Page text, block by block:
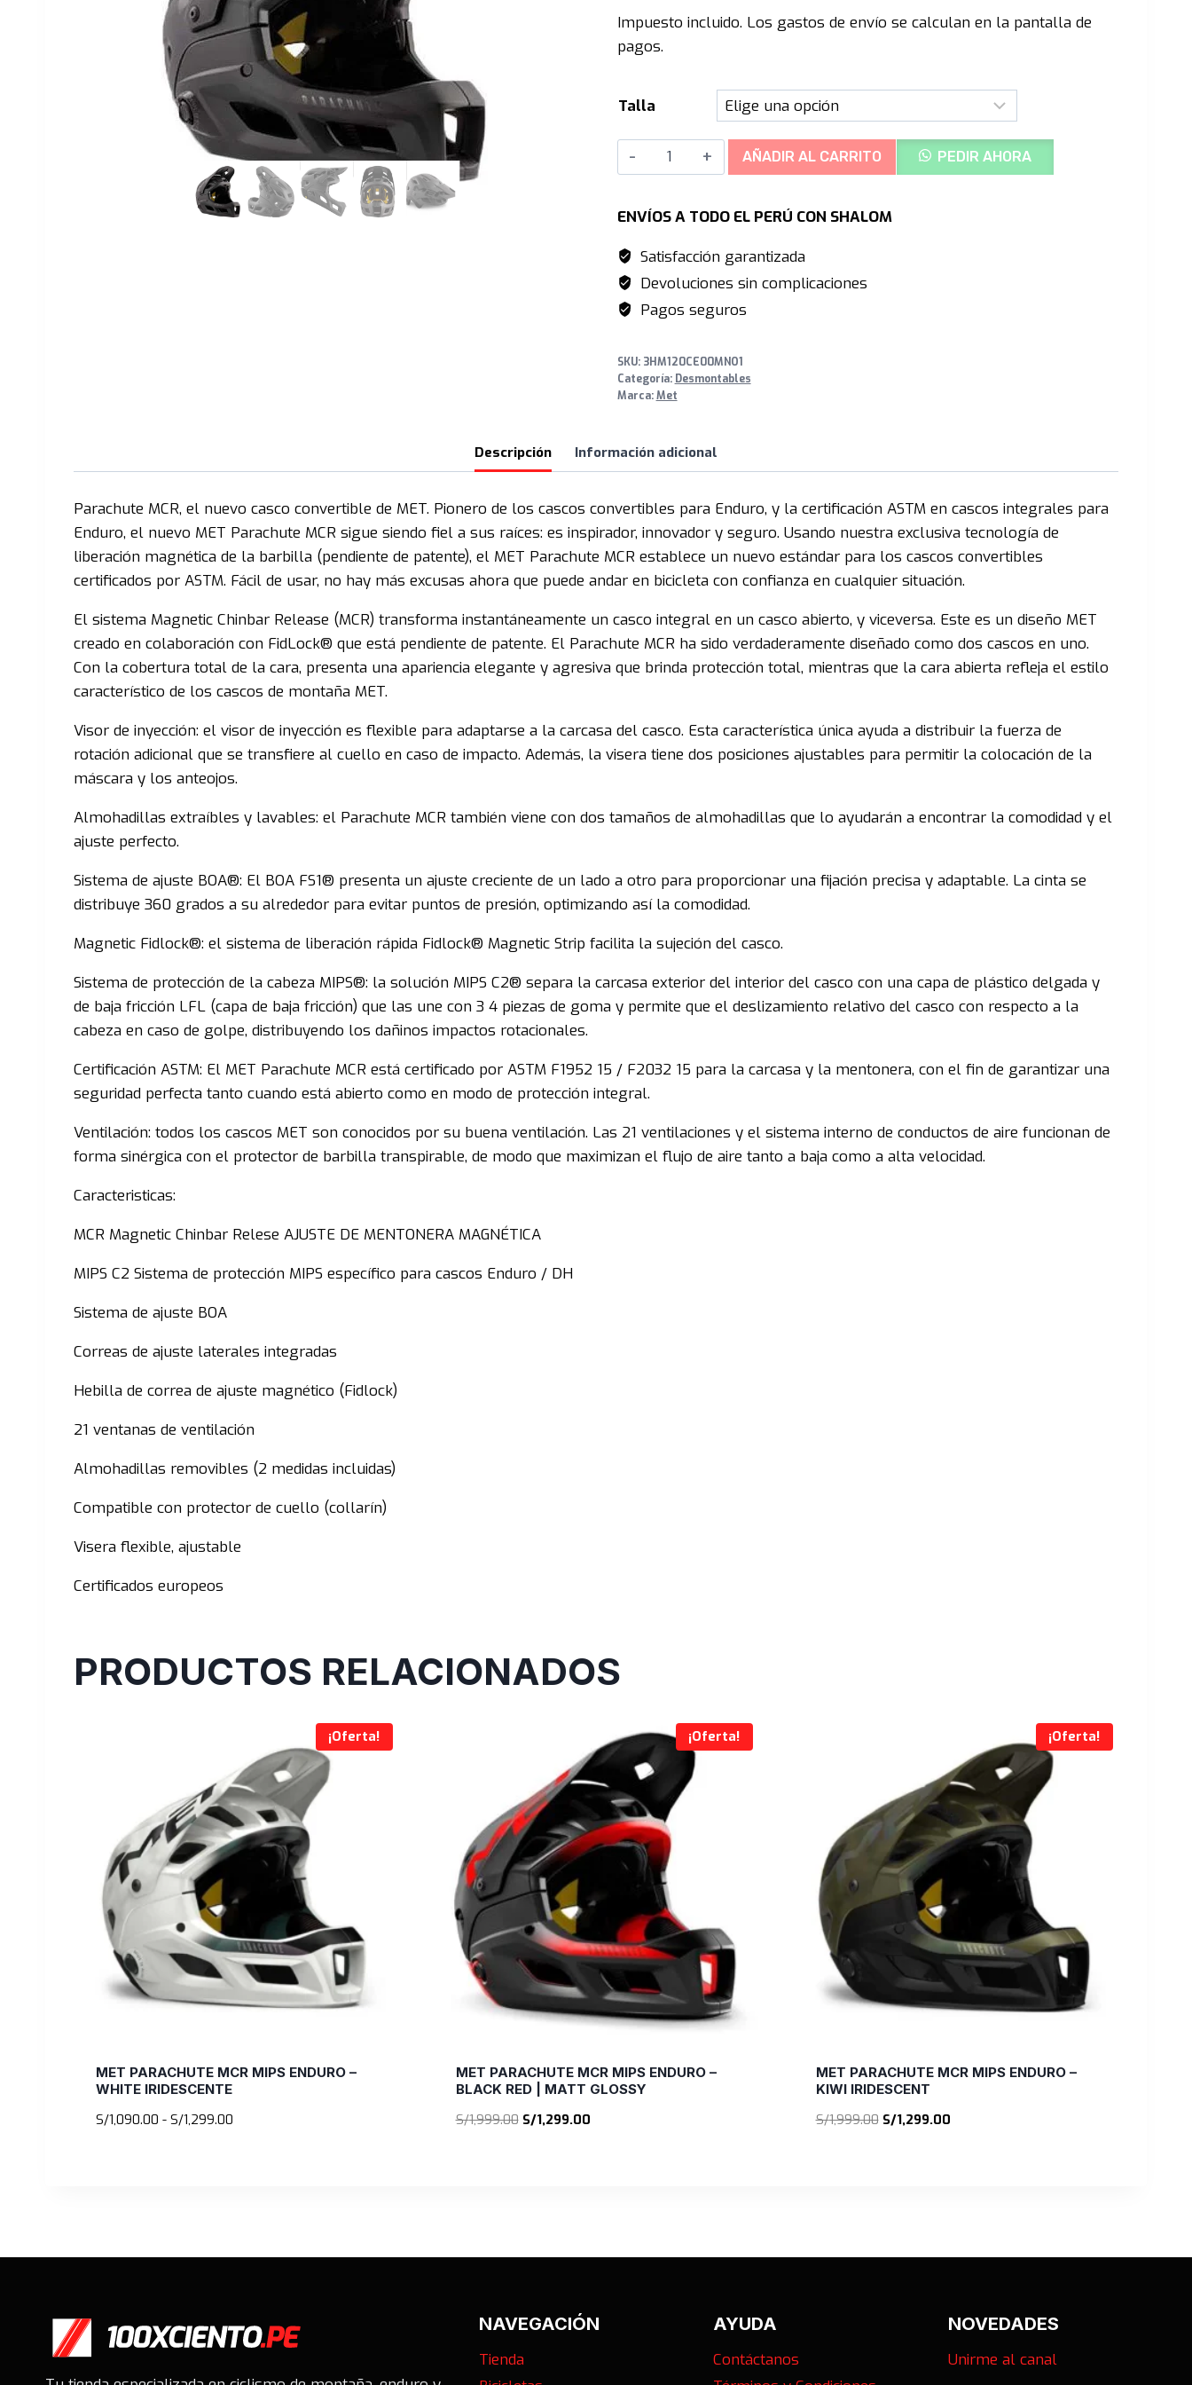
original
S/1,999.00.
actual
S/1,299.00.
Impuesto incluido. Los gastos de envío se calculan en la pantalla de
pagos.
Talla
MET
Parachute
MIPS
Enduro
Black
cantidad
AÑADIR AL CARRITO PEDIR AHORA
ENVÍOS A TODO EL PERÚ CON SHALOM
Satisfacción garantizada
Devoluciones sin complicaciones
Pagos seguros
SKU: 3HM120CE00MNO1
Categoría: Desmontables
Marca:Met
Descripción Información adicional
Parachute MCR, el nuevo casco convertible de MET. Pionero de los cascos convertibles para Enduro, y la certificación ASTM en cascos integrales para
Enduro, el nuevo MET Parachute MCR sigue siendo fiel a sus raíces: es inspirador, innovador y seguro. Usando nuestra exclusiva tecnología de
liberación magnética de la barbilla (pendiente de patente), el MET Parachute MCR establece un nuevo estándar para los cascos convertibles
certificados por ASTM. Fácil de usar, no hay más excusas ahora que puede andar en bicicleta con confianza en cualquier situación.
El sistema Magnetic Chinbar Release (MCR) transforma instantáneamente un casco integral en un casco abierto, y viceversa. Este es un diseño MET
creado en colaboración con FidLock® que está pendiente de patente. El Parachute MCR ha sido verdaderamente diseñado como dos cascos en uno.
Con la cobertura total de la cara, presenta una apariencia elegante y agresiva que brinda protección total, mientras que la cara abierta refleja el estilo
característico de los cascos de montaña MET.
Visor de inyección: el visor de inyección es flexible para adaptarse a la carcasa del casco. Esta característica única ayuda a distribuir la fuerza de
rotación adicional que se transfiere al cuello en caso de impacto. Además, la visera tiene dos posiciones ajustables para permitir la colocación de la
máscara y los anteojos.
Almohadillas extraíbles y lavables: el Parachute MCR también viene con dos tamaños de almohadillas que lo ayudarán a encontrar la comodidad y el
ajuste perfecto.
Sistema de ajuste BOA®: El BOA FS1® presenta un ajuste creciente de un lado a otro para proporcionar una fijación precisa y adaptable. La cinta se
distribuye 360 grados a su alrededor para evitar puntos de presión, optimizando así la comodidad.
Magnetic Fidlock®: el sistema de liberación rápida Fidlock® Magnetic Strip facilita la sujeción del casco.
Sistema de protección de la cabeza MIPS®: la solución MIPS C2® separa la carcasa exterior del interior del casco con una capa de plástico delgada y
de baja fricción LFL (capa de baja fricción) que las une con 3 4 piezas de goma y permite que el deslizamiento relativo del casco con respecto a la
cabeza en caso de golpe, distribuyendo los dañinos impactos rotacionales.
Certificación ASTM: El MET Parachute MCR está certificado por ASTM F1952 15 / F2032 15 para la carcasa y la mentonera, con el fin de garantizar una
seguridad perfecta tanto cuando está abierto como en modo de protección integral.
Ventilación: todos los cascos MET son conocidos por su buena ventilación. Las 21 ventilaciones y el sistema interno de conductos de aire funcionan de
forma sinérgica con el protector de barbilla transpirable, de modo que maximizan el flujo de aire tanto a baja como a alta velocidad.
Caracteristicas:
MCR Magnetic Chinbar Relese AJUSTE DE MENTONERA MAGNÉTICA
MIPS C2 Sistema de protección MIPS específico para cascos Enduro / DH
Sistema de ajuste BOA
Correas de ajuste laterales integradas
Hebilla de correa de ajuste magnético (Fidlock)
21 ventanas de ventilación
Almohadillas removibles (2 medidas incluidas)
Compatible con protector de cuello (collarín)
Visera flexible, ajustable
Certificados europeos
PRODUCTOS RELACIONADOS
¡Oferta!
MET PARACHUTE MCR MIPS ENDURO –
WHITE IRIDESCENTE
S/1,090.00 - S/1,299.00Rango
¡Oferta!
MET PARACHUTE MCR MIPS ENDURO –
BLACK RED | MATT GLOSSY
S/1,999.00 El
S/1,299.00El
¡Oferta!
MET PARACHUTE MCR MIPS ENDURO –
KIWI IRIDESCENT
S/1,999.00 El
S/1,299.00El
NAVEGACIÓN
Tienda
AYUDA
Contáctanos
NOVEDADES
Unirme al canal